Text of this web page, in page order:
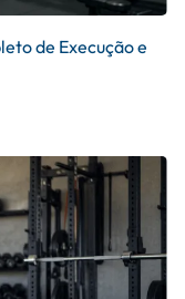
de Execução e